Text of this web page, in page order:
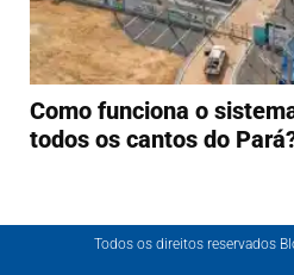
Como funciona o
todos os cantos do
Todos os direitos reservados